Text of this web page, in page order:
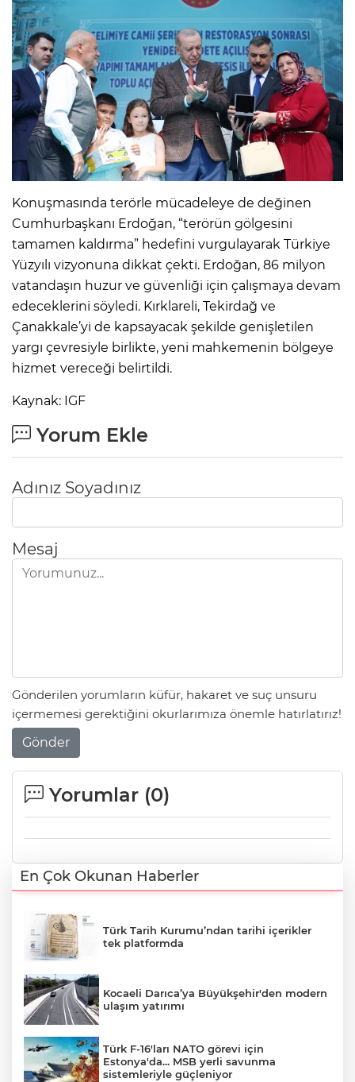
Konuşmasında terörle mücadeleye de değinen
Cumhurbaşkanı Erdoğan, “terörün gölgesini
tamamen kaldırma” hedefini vurgulayarak Türkiye
Yüzyılı vizyonuna dikkat çekti. Erdoğan, 86 milyon
vatandaşın huzur ve güvenliği için çalışmaya devam
edeceklerini söyledi. Kırklareli, Tekirdağ ve
Çanakkale’yi de kapsayacak şekilde genişletilen
yargı çevresiyle birlikte, yeni mahkemenin bölgeye
hizmet vereceği belirtildi.
Kaynak: IGF
Yorum Ekle
Adınız Soyadınız
Mesaj
Gönderilen yorumların küfür, hakaret ve suç unsuru
içermemesi gerektiğini okurlarımıza önemle hatırlatırız!
Gönder
Yorumlar (0)
En Çok Okunan Haberler
Türk Tarih Kurumu’ndan tarihi içerikler
tek platformda
Kocaeli Darıca’ya Büyükşehir'den modern
ulaşım yatırımı
Türk F-16'ları NATO görevi için
Estonya'da... MSB yerli savunma
sistemleriyle güçleniyor